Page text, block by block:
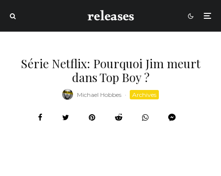
Série Netflix: Pourquoi Jim meurt
dans Top Boy ?
Michael Hobbes · Archives